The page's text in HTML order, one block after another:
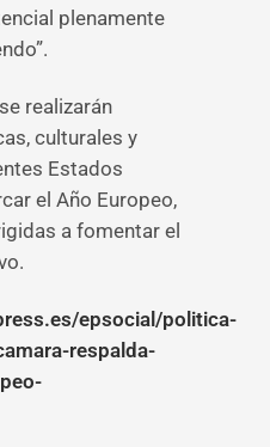
plenamente
realizarán
culturales y
Estados
el Año Europeo,
a fomentar el
epsocial/politica-
respalda-